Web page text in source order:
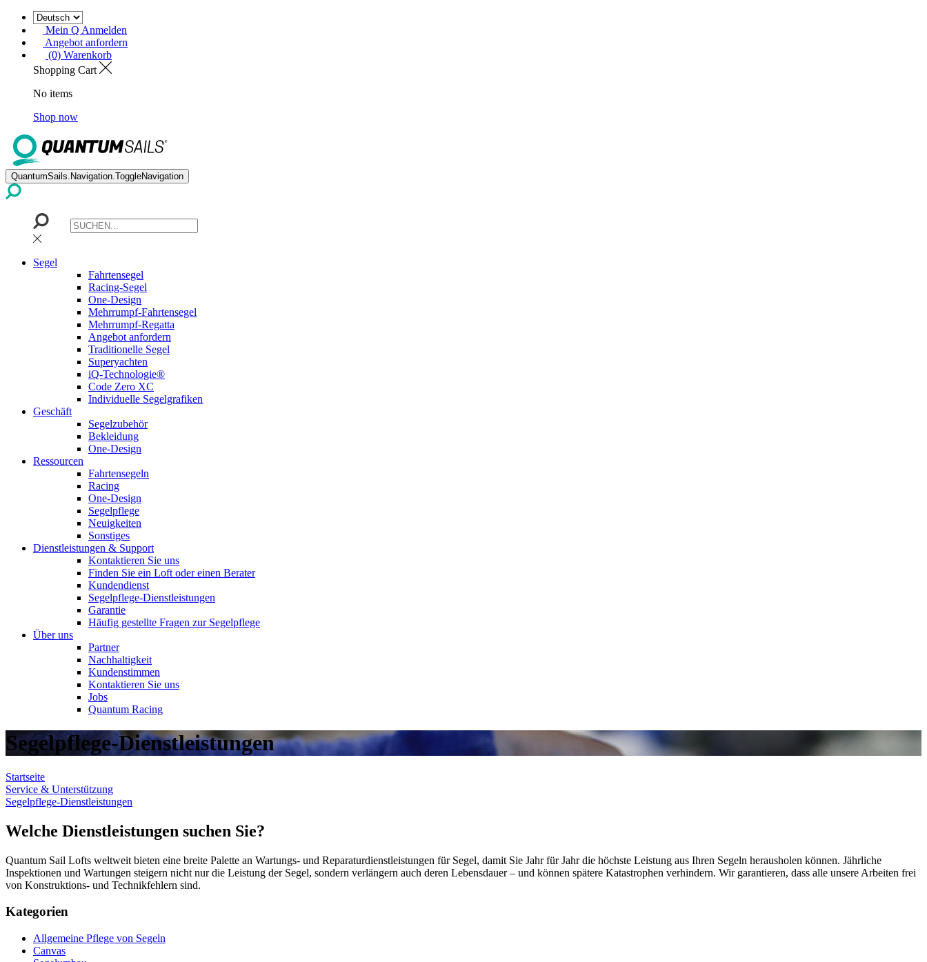
Mein Q Anmelden
Angebot anfordern
(0) Warenkorb
Shopping Cart
No items
Shop now
QuantumSails.Navigation.ToggleNavigation
Segel
Fahrtensegel
Racing-Segel
One-Design
Mehrrumpf-Fahrtensegel
Mehrrumpf-Regatta
Angebot anfordern
Traditionelle Segel
Superyachten
iQ-Technologie®
Code Zero XC
Individuelle Segelgrafiken
Geschäft
Segelzubehör
Bekleidung
One-Design
Ressourcen
Fahrtensegeln
Racing
One-Design
Segelpflege
Neuigkeiten
Sonstiges
Dienstleistungen & Support
Kontaktieren Sie uns
Finden Sie ein Loft oder einen Berater
Kundendienst
Segelpflege-Dienstleistungen
Garantie
Häufig gestellte Fragen zur Segelpflege
Über uns
Partner
Nachhaltigkeit
Kundenstimmen
Kontaktieren Sie uns
Jobs
Quantum Racing
Segelpflege-Dienstleistungen
Startseite
Service & Unterstützung
Segelpflege-Dienstleistungen
Welche Dienstleistungen suchen Sie?
Quantum Sail Lofts weltweit bieten eine breite Palette an Wartungs- und Reparaturdienstleistungen für Segel, damit Sie Jahr für Jahr die höchste Leistung aus Ihren Segeln herausholen können. Jährliche
Inspektionen und Wartungen steigern nicht nur die Leistung der Segel, sondern verlängern auch deren Lebensdauer – und können spätere Katastrophen verhindern. Wir garantieren, dass alle unsere Arbeiten frei
von Konstruktions- und Technikfehlern sind.
Kategorien
Allgemeine Pflege von Segeln
Canvas